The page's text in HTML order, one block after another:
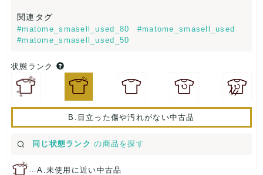
関連タグ
#matome_smasell_used_80
#matome_smasell_used
#matome_smasell_used_50
状態ランク
B.目立った傷や汚れがない中古品
同じ状態ランク の商品を探す
…A.未使用に近い中古品